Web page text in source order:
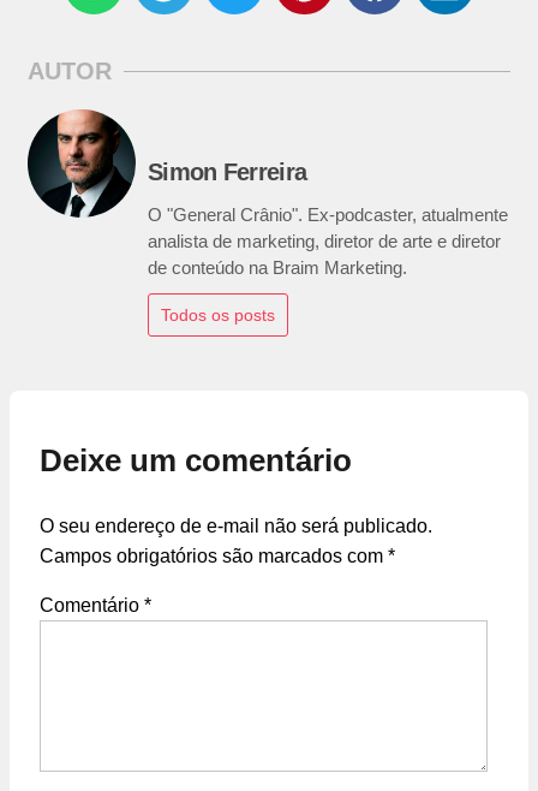
AUTOR
Simon Ferreira
O "General Crânio". Ex-podcaster, atualmente
analista de marketing, diretor de arte e diretor
de conteúdo na Braim Marketing.
Todos os posts
Deixe um comentário
O seu endereço de e-mail não será publicado.
Campos obrigatórios são marcados com *
Comentário *